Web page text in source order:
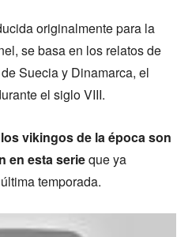
originalmente para la
se basa en los relatos de
Suecia y Dinamarca, el
el siglo VIII.
vikingos de la época son
en esta serieque ya
temporada.